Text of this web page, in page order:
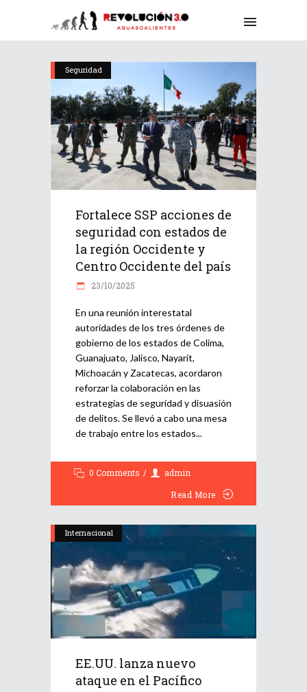
Seguridad
Fortalece SSP acciones de
seguridad con estados de
la región Occidente y
Centro Occidente del país
23/10/2025
En una reunión interestatal
autoridades de los tres órdenes de
gobierno de los estados de Colima,
Guanajuato, Jalisco, Nayarit,
Michoacán y Zacatecas, acordaron
reforzar la colaboración en las
estrategias de seguridad y disuasión
de delitos. Se llevó a cabo una mesa
de trabajo entre los estados
0 Comments
admin
Read More
Internacional
EE.UU. lanza nuevo
ataque en el Pacífico